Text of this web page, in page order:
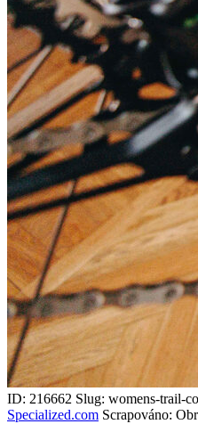
ID: 216662 Slug: womens-trail-
Specialized.com Scrapováno: